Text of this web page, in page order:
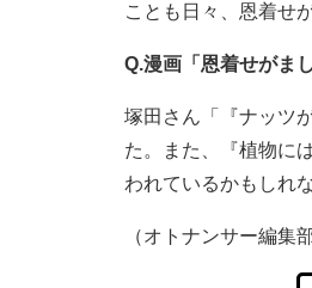
ことも日々、恩着せ
Q.漫画「恩着せがま
塚田さん「『ナッツ
た。また、『植物に
われているかもしれ
（オトナンサー編集部